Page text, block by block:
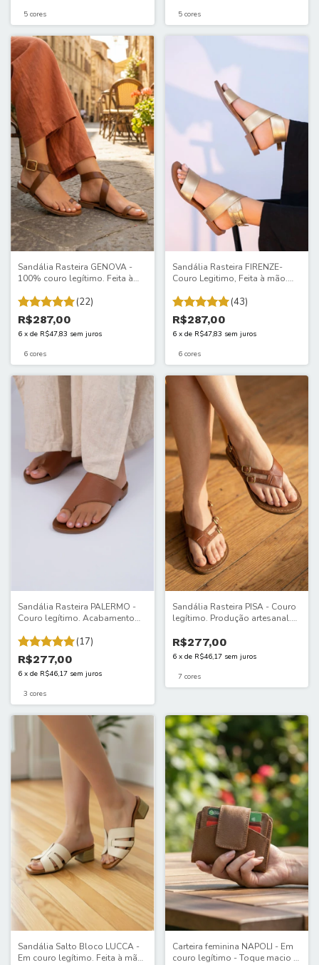
5 cores
5 cores
Sandália Rasteira GENOVA -
100% couro legítimo. Feita à
passo.893ITA (22)
R$287,00
6 x de R$47,83 sem juros
6 cores
Sandália Rasteira FIRENZE-
Couro Legitimo, Feita à mão.
587ITA
(43)
R$287,00
6 x de R$47,83 sem juros
6 cores
Sandália Rasteira PALERMO -
Couro legítimo. Acabamento
que impressionam. 598ITA
(17)
R$277,00
6 x de R$46,17 sem juros
3 cores
Sandália Rasteira PISA - Couro
legítimo. Produção artesanal.
caminhar. 203/P/ITA
R$277,00
6 x de R$46,17 sem juros
7 cores
Sandália Salto Bloco LUCCA -
Em couro legítimo. Feita à mão.
Carteira feminina NAPOLI - Em
couro legítimo - Toque macio e